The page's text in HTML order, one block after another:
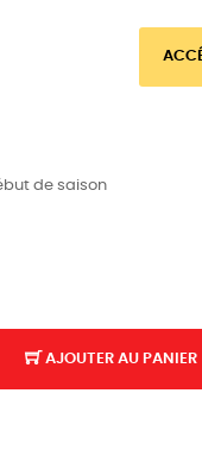
de saison
AJOUTER AU PANIER